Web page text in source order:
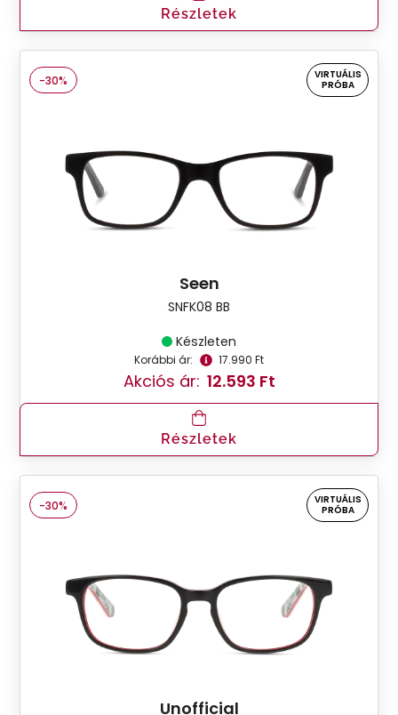
Részletek
-30%
VIRTUÁLIS
PRÓBA
Seen
SNFK08 BB
Készleten
Korábbi ár: 17.990 Ft
Akciós ár: 12.593 Ft
Részletek
-30%
VIRTUÁLIS
PRÓBA
Unofficial